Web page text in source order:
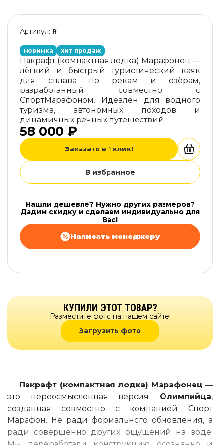
Артикул: R
новинка хит продаж
Пакрафт (компактная лодка) Марафонец —
лёгкий и быстрый туристический каяк
для сплава по рекам и озёрам,
разработанный совместно с
СпортМарафоном. Идеален для водного
туризма, автономных походов и
динамичных речных путешествий.
58 000 ₽
Заказать в 1 клик!
В избранное
Нашли дешевле? Нужно других размеров?
Дадим скидку и сделаем индивидуально для
Вас!
Написать менеджеру
КУПИЛИ ЭТОТ ТОВАР?
Разместите фото на нашем сайте!
Загрузить фото
Пакрафт (компактная лодка) Марафонец —
это переосмысленная версия Олимпийца,
созданная совместно с компанией Спорт
Марафон. Не ради формального обновления, а
ради совершенно других ощущений на воде.